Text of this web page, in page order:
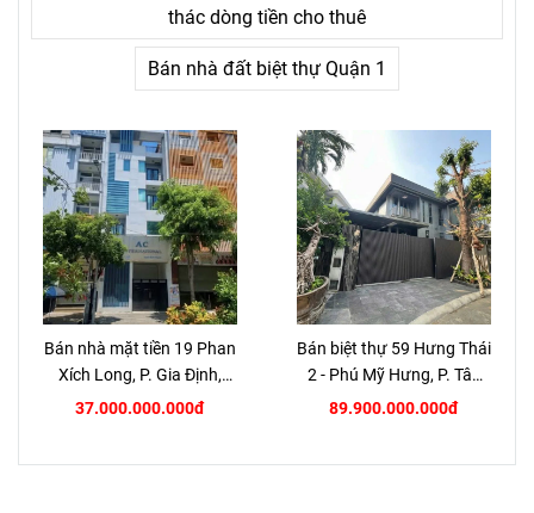
thác dòng tiền cho thuê
Bán nhà đất biệt thự Quận 1
Bán nhà mặt tiền 19 Phan
Xích Long, P. Gia Định,
TP.HCM
37.000.000.000đ
Bán biệt thự 59 Hưng Thái
2 - Phú Mỹ Hưng, P. Tân
Hưng, Quận 7
89.900.000.000đ